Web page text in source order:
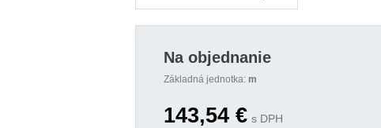
Na objednanie
Základná jednotka: m
143,54€ s DPH